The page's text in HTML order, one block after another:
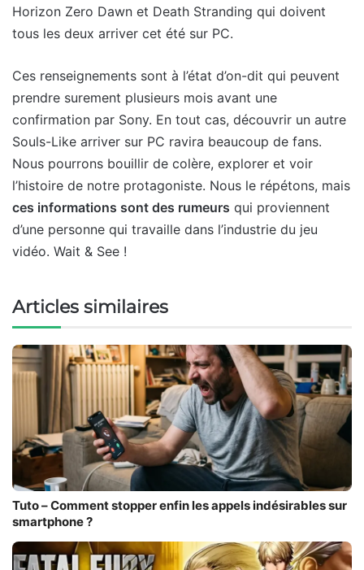
Horizon Zero Dawn et Death Stranding qui doivent
tous les deux arriver cet été sur PC.
Ces renseignements sont à l’état d’on-dit qui peuvent
prendre surement plusieurs mois avant une
confirmation par Sony. En tout cas, découvrir un autre
Souls-Like arriver sur PC ravira beaucoup de fans.
Nous pourrons bouillir de colère, explorer et voir
l’histoire de notre protagoniste. Nous le répétons, mais
ces informations sont des rumeurs qui proviennent
d’une personne qui travaille dans l’industrie du jeu
vidéo. Wait & See !
Articles similaires
Tuto – Comment stopper enfin les appels indésirables sur
smartphone ?